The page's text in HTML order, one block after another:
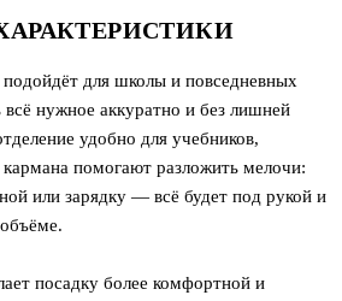
для школы и повседневных
всё нужное аккуратно и без лишней
удобно для учебников,
помогают разложить мелочи:
или зарядку — всё будет под рукой и
посадку более комфортной и